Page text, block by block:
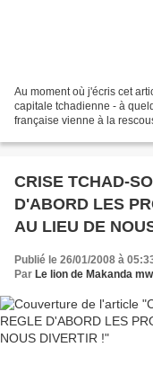
Au moment où j'écris cet
capitale tchadienne - à
française vienne à la
CRISE TCHAD-
D'ABORD LES
AU LIEU DE
Publié le 26/01/2008 à
Par Le lion de Makanda